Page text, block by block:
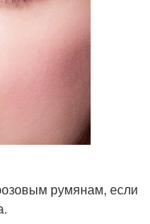
румянам, если